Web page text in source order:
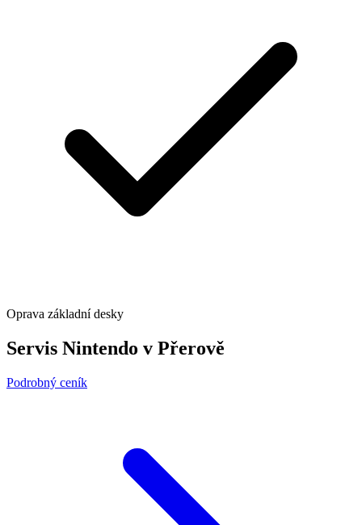
Oprava základní desky
Servis Nintendo v Přerově
Podrobný ceník